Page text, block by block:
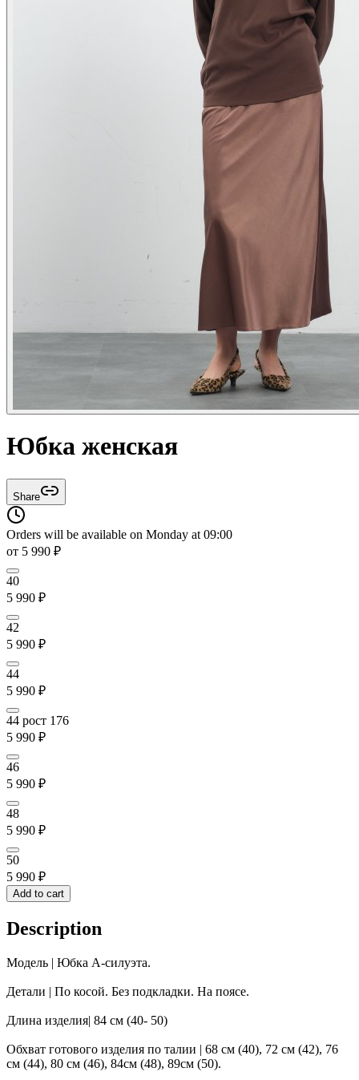
Юбка женская
Share
Orders will be available on Monday at 09:00
от 5 990 ₽
40
5 990 ₽
42
5 990 ₽
44
5 990 ₽
44 рост 176
5 990 ₽
46
5 990 ₽
48
5 990 ₽
50
5 990 ₽
Add to cart
Description
Модель | Юбка А-силуэта.
Детали | По косой. Без подкладки. На поясе.
Длина изделия| 84 см (40- 50)
Обхват готового изделия по талии | 68 см (40), 72 см (42), 76
см (44), 80 см (46), 84см (48), 89см (50).